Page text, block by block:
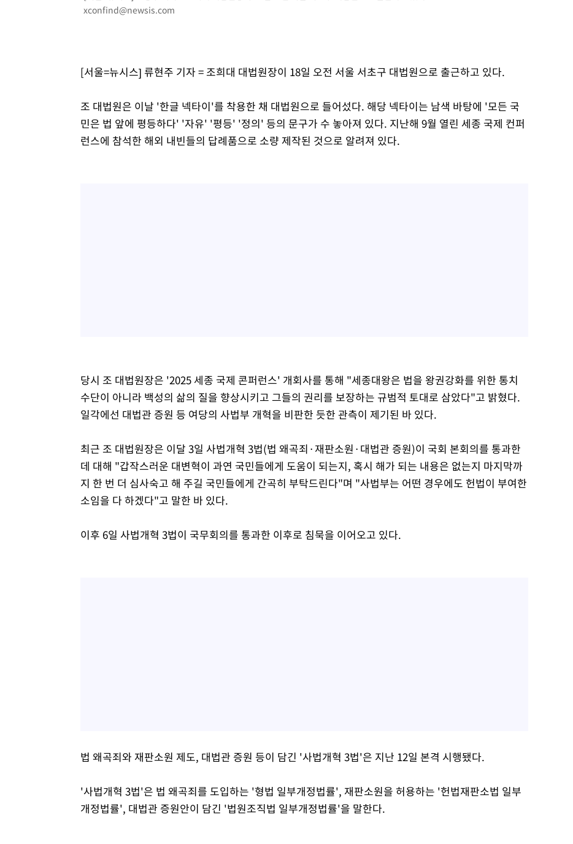
xconfind@newsis.com
[서울=뉴시스] 류현주 기자 = 조희대 대법원장이 18일 오전 서울 서초구 대법원으로 출근하고 있다.
조 대법원은 이날 '한글 넥타이'를 착용한 채 대법원으로 들어섰다. 해당 넥타이는 남색 바탕에 '모든 국
민은 법 앞에 평등하다' '자유' '평등' '정의' 등의 문구가 수 놓아져 있다. 지난해 9월 열린 세종 국제 컨퍼
런스에 참석한 해외 내빈들의 답례품으로 소량 제작된 것으로 알려져 있다.
당시 조 대법원장은 '2025 세종 국제 콘퍼런스' 개회사를 통해 "세종대왕은 법을 왕권강화를 위한 통치
수단이 아니라 백성의 삶의 질을 향상시키고 그들의 권리를 보장하는 규범적 토대로 삼았다"고 밝혔다.
일각에선 대법관 증원 등 여당의 사법부 개혁을 비판한 듯한 관측이 제기된 바 있다.
최근 조 대법원장은 이달 3일 사법개혁 3법(법 왜곡죄·재판소원·대법관 증원)이 국회 본회의를 통과한
데 대해 "갑작스러운 대변혁이 과연 국민들에게 도움이 되는지, 혹시 해가 되는 내용은 없는지 마지막까
지 한 번 더 심사숙고 해 주길 국민들에게 간곡히 부탁드린다"며 "사법부는 어떤 경우에도 헌법이 부여한
소임을 다 하겠다"고 말한 바 있다.
이후 6일 사법개혁 3법이 국무회의를 통과한 이후로 침묵을 이어오고 있다.
법 왜곡죄와 재판소원 제도, 대법관 증원 등이 담긴 '사법개혁 3법'은 지난 12일 본격 시행됐다.
'사법개혁 3법'은 법 왜곡죄를 도입하는 '형법 일부개정법률', 재판소원을 허용하는 '헌법재판소법 일부
개정법률', 대법관 증원안이 담긴 '법원조직법 일부개정법률'을 말한다.